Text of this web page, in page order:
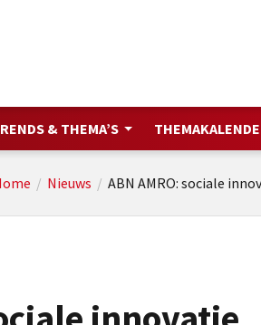
& THEMA’S
/ Nieuws / ABN AMRO: sociale